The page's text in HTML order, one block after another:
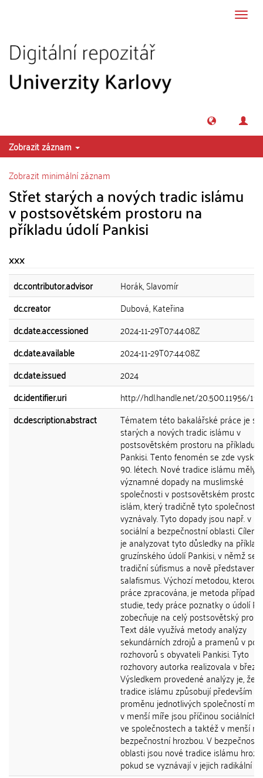
Zobrazit záznam
Zobrazit minimální záznam
Střet starých a nových tradic islámu
v postsovětském prostoru na
příkladu údolí Pankisi
xxx
dc.contributor.advisor
Horák, Slavomír
dc.creator
Dubová, Kateřina
dc.date.accessioned
2024-11-29T07:44:08Z
dc.date.available
2024-11-29T07:44:08Z
dc.date.issued
2024
dc.identifier.uri
http://hdl.handle.net/20.500.11956/
dc.description.abstract
Tématem této bakalářské práce je
starých a nových tradic islámu v
postsovětském prostoru na příkladu
Pankisi. Tento fenomén se zde
90. létech. Nové tradice islámu měly
významné dopady na muslimské
společnosti v postsovětském
islám, který tradičně tyto společnosti
vyznávaly. Tyto dopady jsou např. v
sociální a bezpečnostní oblasti. Cílem
je analyzovat tyto důsledky na
gruzínského údolí Pankisi, v němž se
tradiční súfismus a nově
salafismus. Výchozí metodou, kterou
práce zpracována, je metoda
studie, tedy práce poznatky o údolí
zobecňuje na celý postsovětský
Text dále využívá metody analýzy
sekundárních zdrojů a pramenů v
rozhovorů s obyvateli Pankisi. Tyto
rozhovory autorka realizovala v
Výsledkem provedené analýzy je, že
tradice islámu způsobují především
proměnu jednotlivých společností
v menší míře jsou příčinou sociálních
ve společnostech a taktéž v menší
bezpečnostní hrozbou. V
oblasti jsou nové tradice islámu
pokud se vyznávají v jejich radikální